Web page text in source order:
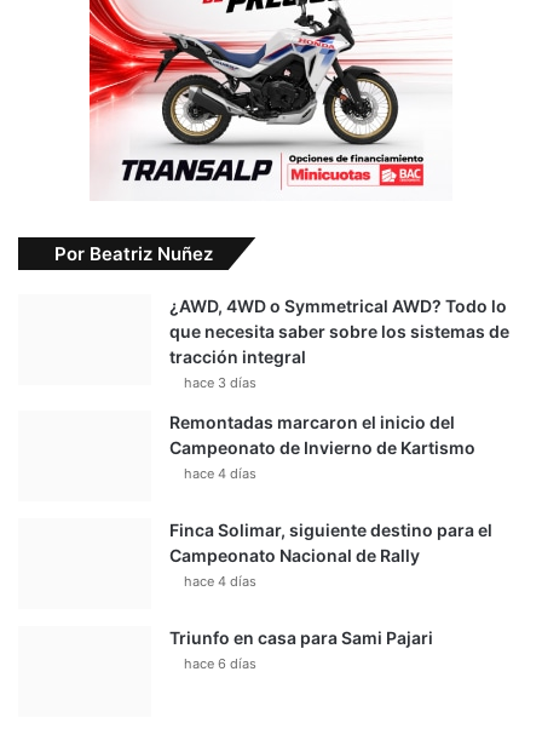
Por Beatriz Nuñez
¿AWD, 4WD o Symmetrical AWD? Todo lo
que necesita saber sobre los sistemas de
tracción integral
hace 3 días
Remontadas marcaron el inicio del
Campeonato de Invierno de Kartismo
hace 4 días
Finca Solimar, siguiente destino para el
Campeonato Nacional de Rally
hace 4 días
Triunfo en casa para Sami Pajari
hace 6 días